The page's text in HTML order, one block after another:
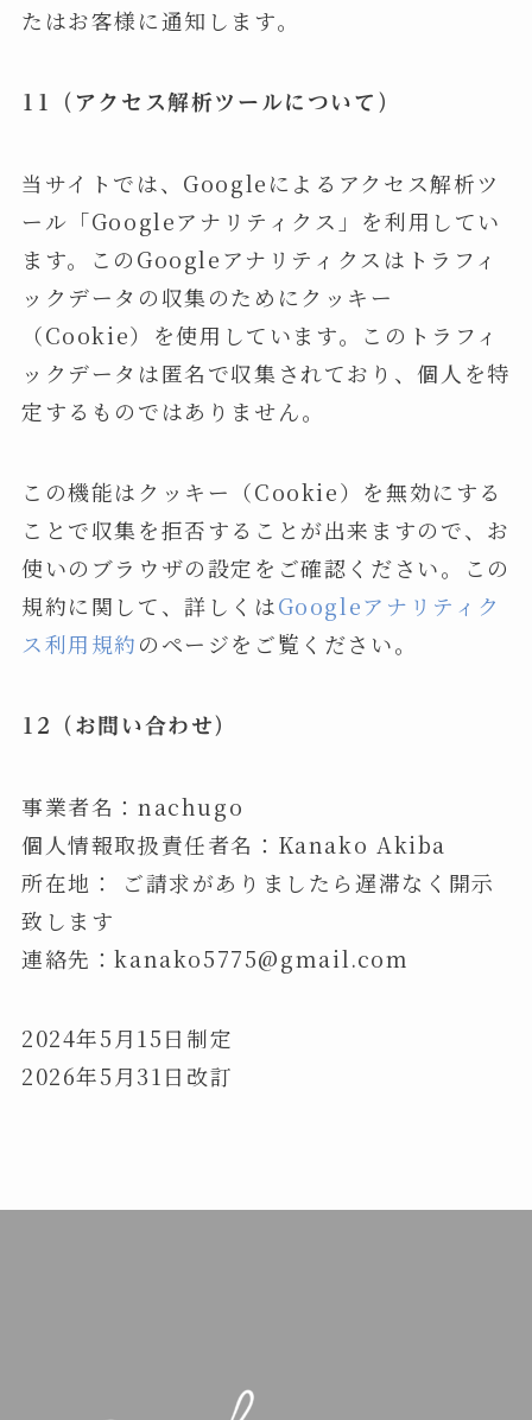
たはお客様に通知します。
11（アクセス解析ツールについて）
当サイトでは、Googleによるアクセス解析ツ
ール「Googleアナリティクス」を利用してい
ます。このGoogleアナリティクスはトラフィ
ックデータの収集のためにクッキー
（Cookie）を使用しています。このトラフィ
ックデータは匿名で収集されており、個人を特
定するものではありません。
この機能はクッキー（Cookie）を無効にする
ことで収集を拒否することが出来ますので、お
使いのブラウザの設定をご確認ください。この
規約に関して、詳しくはGoogleアナリティク
ス利用規約のページをご覧ください。
12（お問い合わせ）
事業者名：nachugo
個人情報取扱責任者名：Kanako Akiba
所在地： ご請求がありましたら遅滞なく開示
致します
連絡先：kanako5775@gmail.com
2024年5月15日制定
2026年5月31日改訂